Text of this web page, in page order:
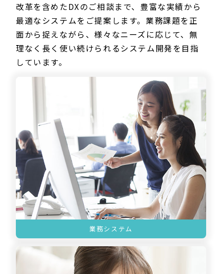
改革を含めたDXのご相談まで、豊富な実績から
最適なシステムをご提案します。業務課題を正
面から捉えながら、様々なニーズに応じて、無
理なく長く使い続けられるシステム開発を目指
しています。
業務システム